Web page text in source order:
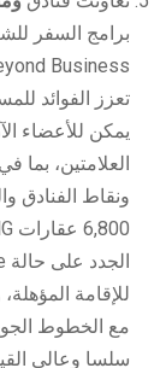
برامج السفر
تعزز الفوائد
يمكن للأعضاء
ونقاط الفنادق
مع الخطوط
سلسا وعالي